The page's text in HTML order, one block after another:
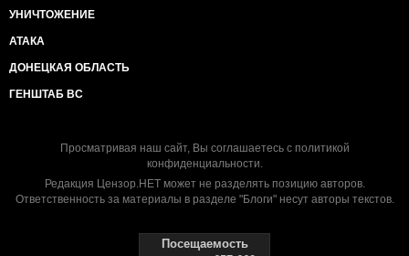
УНИЧТОЖЕНИЕ
АТАКА
ДОНЕЦКАЯ ОБЛАСТЬ
ГЕНШТАБ ВС
Просматривая наш сайт, Вы соглашаетесь с политикой
конфиденциальности.
Редакция Цензор.НЕТ может не разделять позицию авторов.
Ответственность за материалы в разделе "Блоги" несут авторы текстов.
Посещаемость